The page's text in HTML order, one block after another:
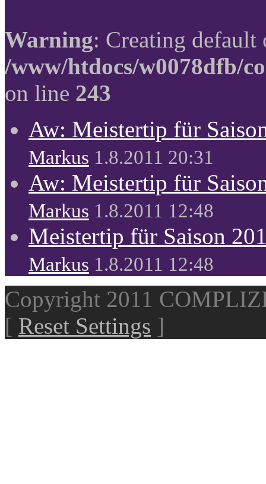
Warning: Creating
/www/htdocs/w0078dfb/
on line 243
Aw: Meistertip für
Markus 1.8.2011 20:31
Aw: Meistertip für
Markus 1.8.2011 12:48
Meistertip für Saison
Markus 1.8.2011 12:48
Copyright 2011
[ Reset Settings ]